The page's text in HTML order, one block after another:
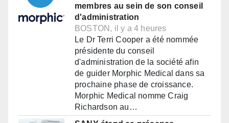
membres au sein de son conseil
d'administration
BOSTON, il y a 4 heures
Le Dr Terri Cooper a été nommée
présidente du conseil
d'administration de la société afin
de guider Morphic Medical dans sa
prochaine phase de croissance.
Morphic Medical nomme Craig
Richardson au…